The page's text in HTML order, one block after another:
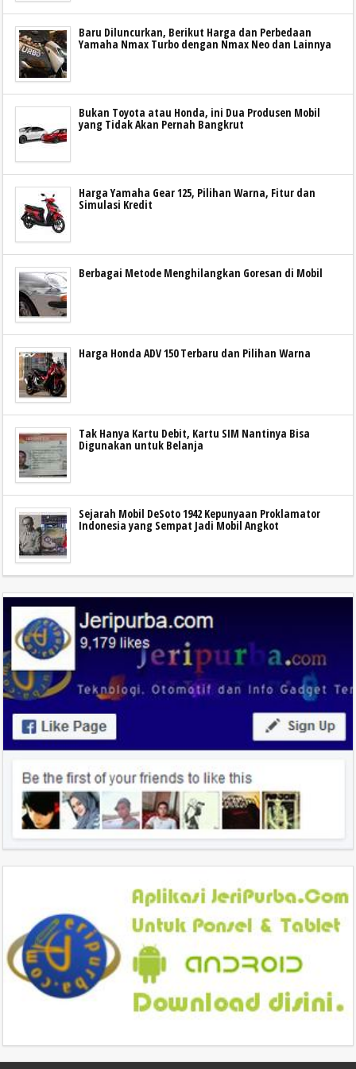
Baru Diluncurkan, Berikut Harga dan Perbedaan
Yamaha Nmax Turbo dengan Nmax Neo dan Lainnya
Bukan Toyota atau Honda, ini Dua Produsen Mobil
yang Tidak Akan Pernah Bangkrut
Harga Yamaha Gear 125, Pilihan Warna, Fitur dan
Simulasi Kredit
Berbagai Metode Menghilangkan Goresan di Mobil
Harga Honda ADV 150 Terbaru dan Pilihan Warna
Tak Hanya Kartu Debit, Kartu SIM Nantinya Bisa
Digunakan untuk Belanja
Sejarah Mobil DeSoto 1942 Kepunyaan Proklamator
Indonesia yang Sempat Jadi Mobil Angkot